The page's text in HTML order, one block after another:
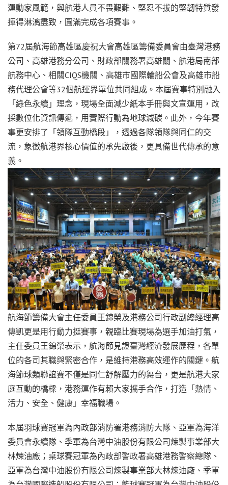
運動家風範，與航港人員不畏艱難、堅忍不拔的堅韌特質發
揮得淋漓盡致，圓滿完成各項賽事。
第72屆航海節高雄區慶祝大會高雄區籌備委員會由臺灣港務
公司、高雄港務分公司、財政部關務署高雄關、航港局南部
航務中心、相關CIQS機關、高雄市國際輪船公會及高雄市船
務代理公會等32個航運界單位共同組成。本屆賽事特別融入
「綠色永續」理念，現場全面減少紙本手冊與文宣運用，改
採數位化資訊傳遞，用實際行動為地球減碳。此外，今年賽
事更安排了「領隊互動橋段」，透過各隊領隊與同仁的交
流，象徵航港界核心價值的承先啟後，更具備世代傳承的意
義。
航海節籌備大會主任委員王錦榮及港務公司行政副總經理高
傳凱更是用行動力挺賽事，親臨比賽現場為選手加油打氣，
主任委員王錦榮表示，航海節見證臺灣經濟發展歷程，各單
位的各司其職與緊密合作，是維持港務高效運作的關鍵。航
海節球類聯誼賽不僅是同仁舒解壓力的舞台，更是航港大家
庭互動的橋樑，港務運作有賴大家攜手合作，打造「熱情、
活力、安全、健康」幸福職場。
本屆羽球賽冠軍為內政部消防署港務消防大隊、亞軍為海洋
委員會永續隊、季軍為台灣中油股份有限公司煉製事業部大
林煉油廠；桌球賽冠軍為內政部警政署高雄港務警察總隊、
亞軍為台灣中油股份有限公司煉製事業部大林煉油廠、季軍